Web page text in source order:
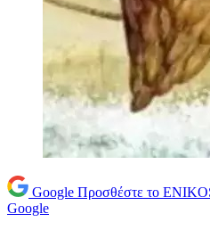
Google Προσθέστε το
Google